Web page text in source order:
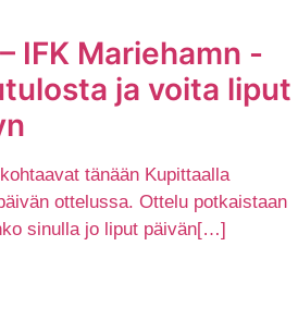
IFK Mariehamn -
ja voita liput
tänään Kupittaalla
ottelussa. Ottelu potkaistaan
sinulla jo liput päivän[…]